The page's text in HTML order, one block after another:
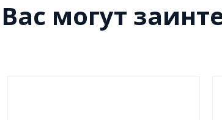
Вас могут